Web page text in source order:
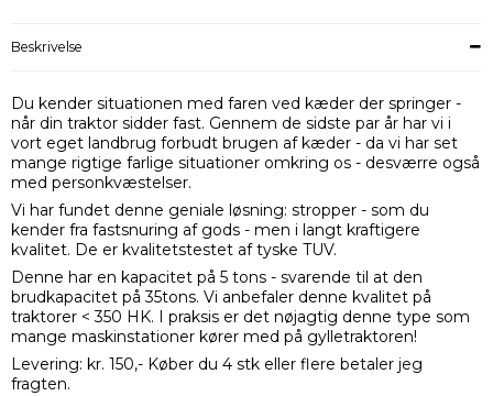
Beskrivelse
Du kender situationen med faren ved kæder der springer -
når din traktor sidder fast. Gennem de sidste par år har vi i
vort eget landbrug forbudt brugen af kæder - da vi har set
mange rigtige farlige situationer omkring os - desværre også
med personkvæstelser.
Vi har fundet denne geniale løsning: stropper - som du
kender fra fastsnuring af gods - men i langt kraftigere
kvalitet. De er kvalitetstestet af tyske TUV.
Denne har en kapacitet på 5 tons - svarende til at den
brudkapacitet på 35tons. Vi anbefaler denne kvalitet på
traktorer < 350 HK. I praksis er det nøjagtig denne type som
mange maskinstationer kører med på gylletraktoren!
Levering: kr. 150,- Køber du 4 stk eller flere betaler jeg
fragten.